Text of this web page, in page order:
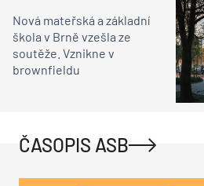
Nová mateřská a základní
škola v Brně vzešla ze
soutěže. Vznikne v
brownfieldu
ČASOPIS ASB